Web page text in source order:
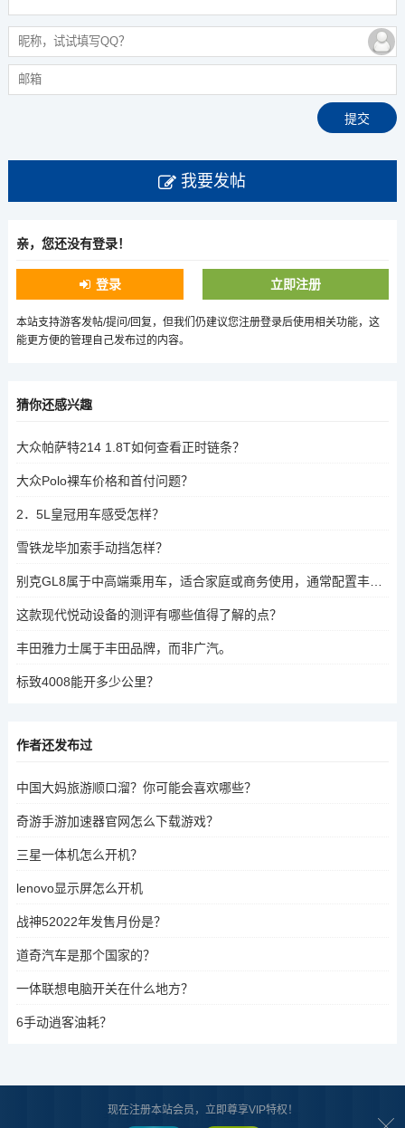
我要发帖
亲，您还没有登录！
登录 立即注册
本站支持游客发帖/提问/回复，但我们仍建议您注册登录后使用相关功能，这
能更方便的管理自己发布过的内容。
猜你还感兴趣
大众帕萨特214 1.8T如何查看正时链条？
大众Polo裸车价格和首付问题？
2．5L皇冠用车感受怎样？
雪铁龙毕加索手动挡怎样？
别克GL8属于中高端乘用车，适合家庭或商务使用，通常配置丰富，空间宽敞。
这款现代悦动设备的测评有哪些值得了解的点？
丰田雅力士属于丰田品牌，而非广汽。
标致4008能开多少公里？
作者还发布过
中国大妈旅游顺口溜？你可能会喜欢哪些？
奇游手游加速器官网怎么下载游戏？
三星一体机怎么开机？
lenovo显示屏怎么开机
战神52022年发售月份是？
道奇汽车是那个国家的？
一体联想电脑开关在什么地方？
6手动逍客油耗？
关于我们| 版权声明 合作共赢 网站地图
现在注册本站会员，立即尊享VIP特权！